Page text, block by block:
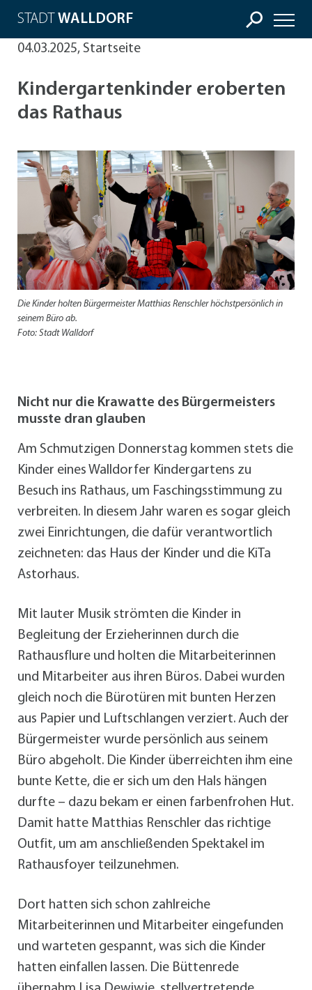
STADT WALLDORF
04.03.2025, Startseite
Kindergartenkinder eroberten
das Rathaus
Die Kinder holten Bürgermeister Matthias Renschler höchstpersönlich in
seinem Büro ab.
Foto: Stadt Walldorf
Nicht nur die Krawatte des Bürgermeisters
musste dran glauben
Am Schmutzigen Donnerstag kommen stets die
Kinder eines Walldorfer Kindergartens zu
Besuch ins Rathaus, um Faschingsstimmung zu
verbreiten. In diesem Jahr waren es sogar gleich
zwei Einrichtungen, die dafür verantwortlich
zeichneten: das Haus der Kinder und die KiTa
Astorhaus.
Mit lauter Musik strömten die Kinder in
Begleitung der Erzieherinnen durch die
Rathausflure und holten die Mitarbeiterinnen
und Mitarbeiter aus ihren Büros. Dabei wurden
gleich noch die Bürotüren mit bunten Herzen
aus Papier und Luftschlangen verziert. Auch der
Bürgermeister wurde persönlich aus seinem
Büro abgeholt. Die Kinder überreichten ihm eine
bunte Kette, die er sich um den Hals hängen
durfte – dazu bekam er einen farbenfrohen Hut.
Damit hatte Matthias Renschler das richtige
Outfit, um am anschließenden Spektakel im
Rathausfoyer teilzunehmen.
Dort hatten sich schon zahlreiche
Mitarbeiterinnen und Mitarbeiter eingefunden
und warteten gespannt, was sich die Kinder
hatten einfallen lassen. Die Büttenrede